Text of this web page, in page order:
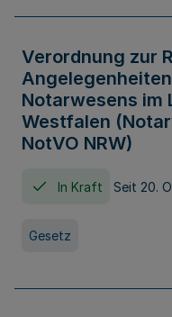
Verordnung zur
Notarwesens im
Westfalen
NotVO NRW)
In Kraft Seit 20.
Gesetz